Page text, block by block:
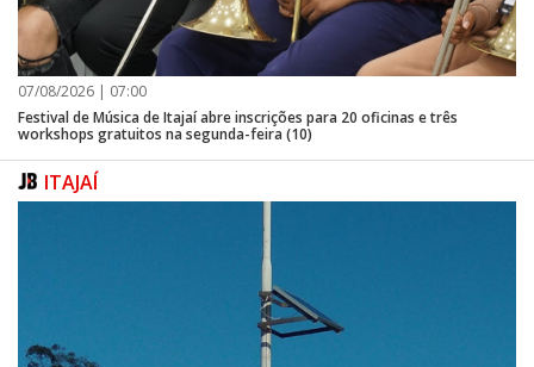
Tarde
Terças e quintas
18h às 19h
19h às 20h
Nas sextas-feiras, acontecem os aulões abertos a convidados. Os
horários são os mesmos dos demais dias.
07/08/2026 | 07:00
Festival de Música de Itajaí abre inscrições para 20 oficinas e três
workshops gratuitos na segunda-feira (10)
ITAJAÍ